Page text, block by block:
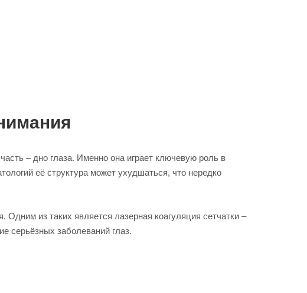
– дно глаза. Именно она играет ключевую роль в
её структура может ухудшаться, что нередко
из таких является лазерная коагуляция сетчатки –
серьёзных заболеваний глаз.